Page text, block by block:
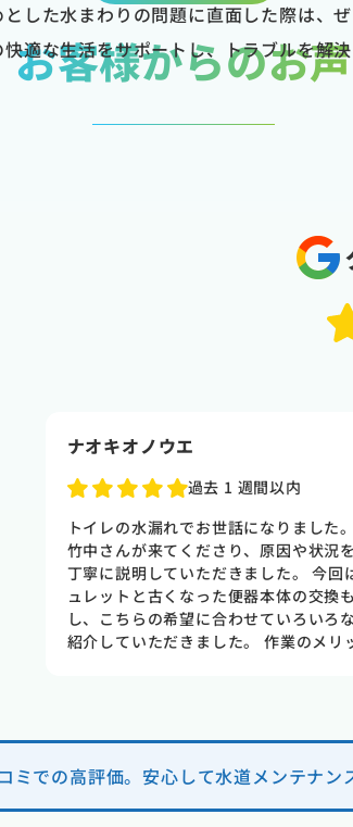
した水まわりの問題に直面した際は、
適な生活をサポートし、トラブルを解決
お客様からのお声
ナオキオノウエ
過去 1 週間以内
トイレの水漏れでお世話になりました
竹中さんが来てくださり、原因や状況
丁寧に説明していただきました。 今回
ュレットと古くなった便器本体の交換
し、こちらの希望に合わせていろいろ
紹介していただきました。 作業のメリ
お願いしようと思います。 ありがとう
ミでの高評価。安心して水道メンテナン